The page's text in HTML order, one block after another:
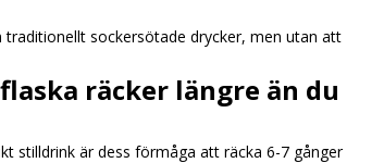
sockersötade drycker, men utan att
räcker längre än du
stilldrink är dess förmåga att räcka 6-7 gånger